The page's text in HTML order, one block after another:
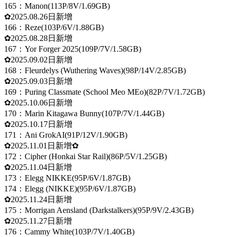
165：Manon(113P/8V/1.69GB)
✿2025.08.26日新增
166：Reze(103P/6V/1.88GB)
✿2025.08.28日新增
167：Yor Forger 2025(109P/7V/1.58GB)
✿2025.09.02日新增
168：Fleurdelys (Wuthering Waves)(98P/14V/2.85GB)
✿2025.09.03日新增
169：Puring Classmate (School Meo MEo)(82P/7V/1.72GB)
✿2025.10.06日新增
170：Marin Kitagawa Bunny(107P/7V/1.44GB)
✿2025.10.17日新增
171：Ani GrokAI(91P/12V/1.90GB)
✿2025.11.01日新增✿
172：Cipher (Honkai Star Rail)(86P/5V/1.25GB)
✿2025.11.04日新增
173：Elegg NIKKE(95P/6V/1.87GB)
174：Elegg (NIKKE)(95P/6V/1.87GB)
✿2025.11.24日新增
175：Morrigan Aensland (Darkstalkers)(95P/9V/2.43GB)
✿2025.11.27日新增
176：Cammy White(103P/7V/1.40GB)